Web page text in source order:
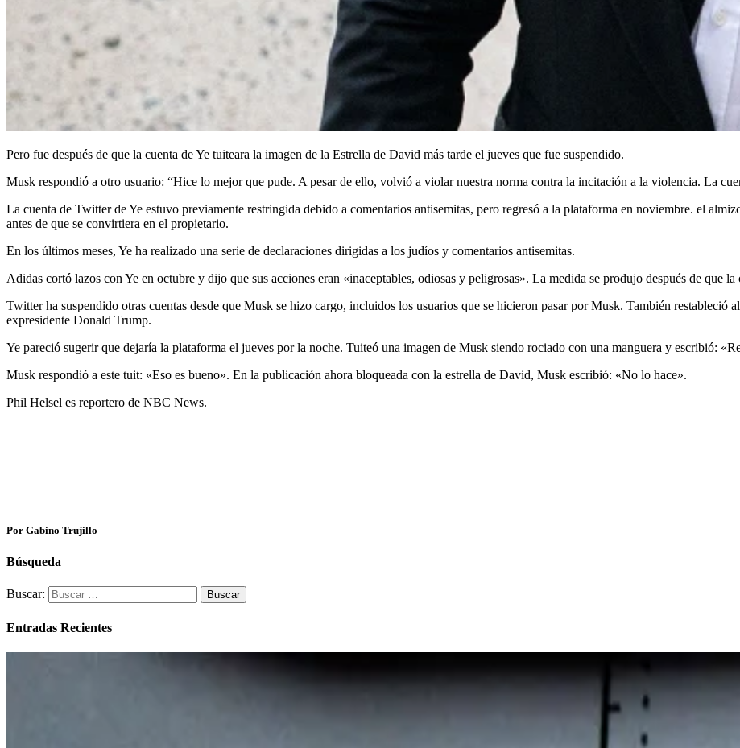
Pero fue después de que la cuenta de Ye tuiteara la imagen de la Estrella de David más tarde el jueves que fue suspendido.
Musk respondió a otro usuario: “Hice lo mejor que pude. A pesar de ello, volvió a violar nuestra norma contra la incitación a la violencia. La
La cuenta de Twitter de Ye estuvo previamente restringida debido a comentarios antisemitas, pero regresó a la plataforma en noviembre. el
antes de que se convirtiera en el propietario.
En los últimos meses, Ye ha realizado una serie de declaraciones dirigidas a los judíos y comentarios antisemitas.
Adidas cortó lazos con Ye en octubre y dijo que sus acciones eran «inaceptables, odiosas y peligrosas». La medida se produjo después de que
Twitter ha suspendido otras cuentas desde que Musk se hizo cargo, incluidos los usuarios que se hicieron pasar por Musk. También restableció
expresidente Donald Trump.
Ye pareció sugerir que dejaría la plataforma el jueves por la noche. Tuiteó una imagen de Musk siendo rociado con una manguera y escribió:
Musk respondió a este tuit: «Eso es bueno». En la publicación ahora bloqueada con la estrella de David, Musk escribió: «No lo hace».
Phil Helsel es reportero de NBC News.
Por Gabino Trujillo
Búsqueda
Buscar:
Entradas Recientes